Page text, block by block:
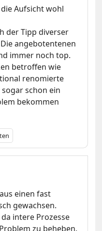
Aufsicht wohl
der Tipp diverser
angebotentenen
immer noch top.
betroffen wie
renomierte
sogar schon ein
bekommen
einen fast
gewachsen.
intere Prozesse
zu beheben.